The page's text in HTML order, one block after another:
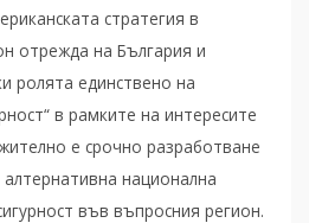
стратегия в
отрежда на България и
ролята единствено на
в рамките на интересите
е срочно разработване
национална
във въпросния регион.